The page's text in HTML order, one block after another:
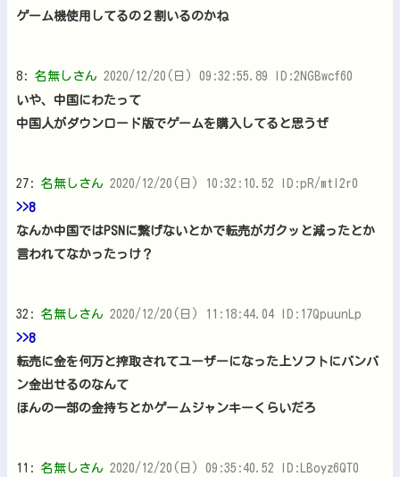
ゲーム機使用してるの２割いるのかね
8: 名無しさん 2020/12/20(日) 09:32:55.89 ID:2NGBwcf60
いや、中国にわたって
中国人がダウンロード版でゲームを購入してると思うぜ
27: 名無しさん 2020/12/20(日) 10:32:10.52 ID:pR/mtl2r0
>>8
なんか中国ではPSNに繋げないとかで転売がガクッと減ったとか
言われてなかったっけ？
32: 名無しさん 2020/12/20(日) 11:18:44.04 ID:17QpuunLp
>>8
転売に金を何万と搾取されてユーザーになった上ソフトにバンバ
ン金出せるのなんて
ほんの一部の金持ちとかゲームジャンキーくらいだろ
11: 名無しさん 2020/12/20(日) 09:35:40.52 ID:LBoyz6QT0